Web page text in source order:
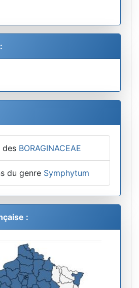
des BORAGINACEAE
du genre Symphytum
: